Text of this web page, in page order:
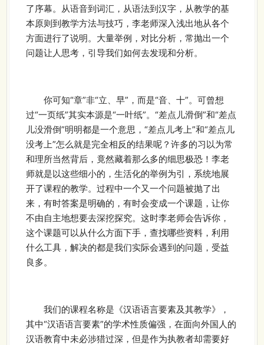
了序幕。从语音到词汇，从语法到汉字，从教学的基
本原则到教学方法与技巧，李老师深入浅出地从各个
方面进行了说明。大量举例，对比分析，常抛出一个
问题让人思考，引导我们如何去发现和分析。
你可知“章”非“立、早”，而是“音、十”。可曾想
过“一页纸”其实本源是“一叶纸”。“差点儿滑倒”和“差点
儿没滑倒”明明都是一个意思，“差点儿考上”和“差点儿
没考上”怎么就是完全相反的结果呢？许多的习以为常
和理所当然背后，竟然藏着那么多的细思极恐！李老
师就是以这些细小的，生活化的举例为引，系统地展
开了课程的教学。过程中一个又一个问题被抛了出
来，有时答案是明确的，有时会变成一个课题，让你
不由自主地想要去深挖探究。这时李老师会告诉你，
这个课题可以从什么方面下手，查找哪些资料，利用
什么工具，解决的都是我们实际会遇到的问题，受益
良多。
我们的课程名称是《汉语语言要素及其教学》，
其中“汉语语言要素”的学术性质偏强，在面向外国人的
汉语教育中未必涉猎过深，但是作为执教者却需要好